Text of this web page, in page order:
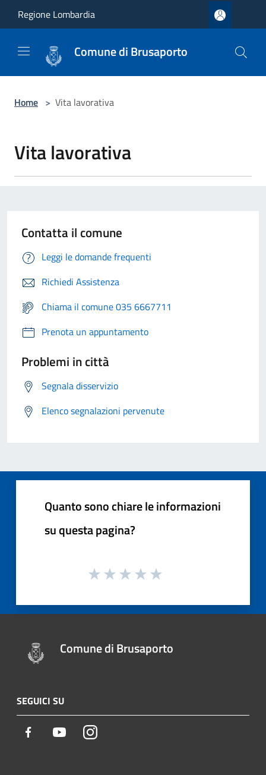
Regione Lombardia
Comune di Brusaporto
Home > Vita lavorativa
Vita lavorativa
Contatta il comune
Leggi le domande frequenti
Richiedi Assistenza
Chiama il comune 035 6667711
Prenota un appuntamento
Problemi in città
Segnala disservizio
Elenco segnalazioni pervenute
Quanto sono chiare le informazioni
su questa pagina?
Comune di Brusaporto
SEGUICI SU
Facebook YoutubeInstagram